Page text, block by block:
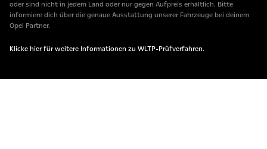
oder sind nicht in jedem Land oder nur gegen Aufpreis erhältlich. Bitte
informiere dich über die genaue Ausstattung unserer Fahrzeuge bei deinem
Opel Partner.
Klicke hier für weitere Informationen zu WLTP-Prüfverfahren.